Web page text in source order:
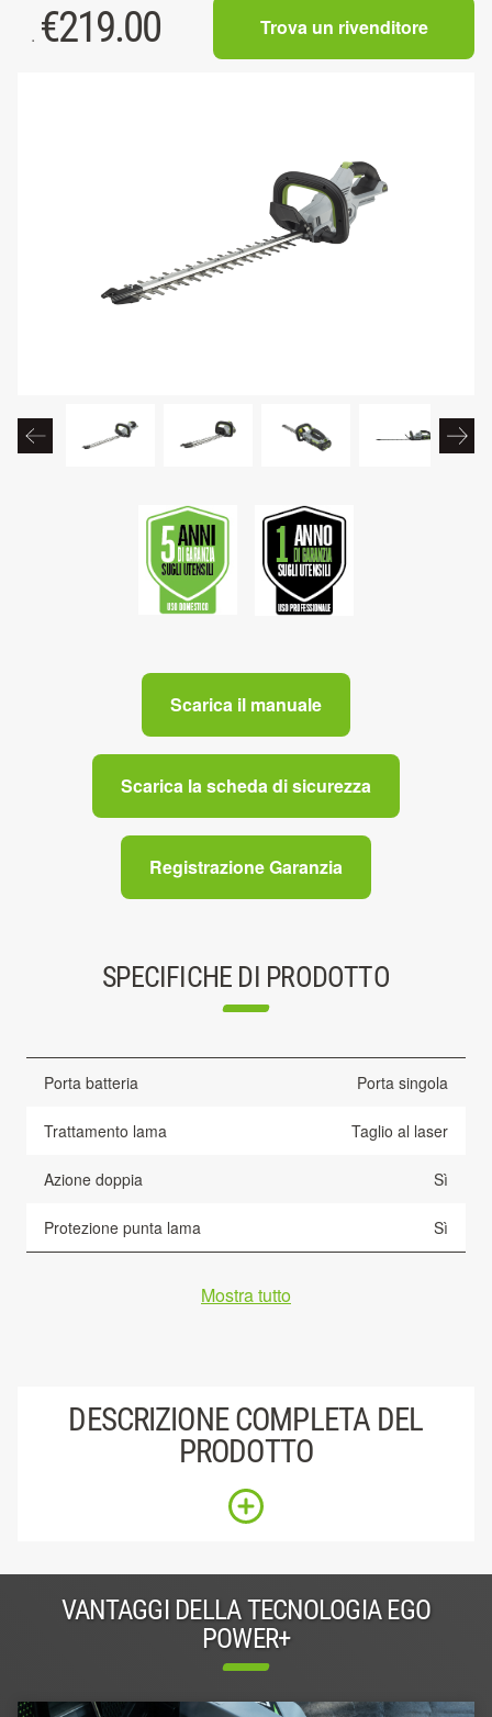
Scarica il manuale
Scarica la scheda di sicurezza
Registrazione Garanzia
. €219.00 Trova un rivenditore
SPECIFICHE DI PRODOTTO
Porta batteria Porta singola
Trattamento lama Taglio al laser
Azione doppia Sì
Protezione punta lama Sì
Mostra tutto
DESCRIZIONE COMPLETA DEL
PRODOTTO
VANTAGGI DELLA TECNOLOGIA EGO
POWER+